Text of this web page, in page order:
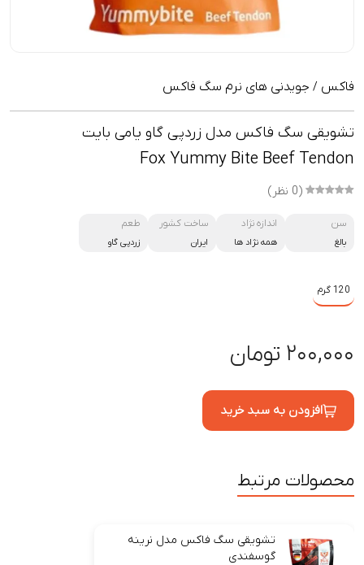
فاکس / جویدنی های نرم سگ فاکس
تشویقی سگ فاکس مدل زردپی گاو یامی بایت
Fox Yummy Bite Beef Tendon
(0 نظر)
سن
بالغ
اندازه نژاد
همه نژاد ها
ساخت کشور
ایران
طعم
زردپی گاو
120 گرم
۲۰۰,۰۰۰ تومان
افزودن به سبد خرید
محصولات مرتبط
تشویقی سگ فاکس مدل نرینه
گوسفندی